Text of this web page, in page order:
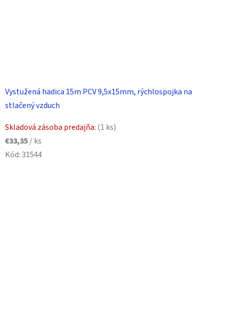
Vystužená hadica 15m PCV 9,5x15mm, rýchlospojka na
stlačený vzduch
Skladová zásoba predajňa: (1 ks)
€33,35/ ks
Kód: 31544